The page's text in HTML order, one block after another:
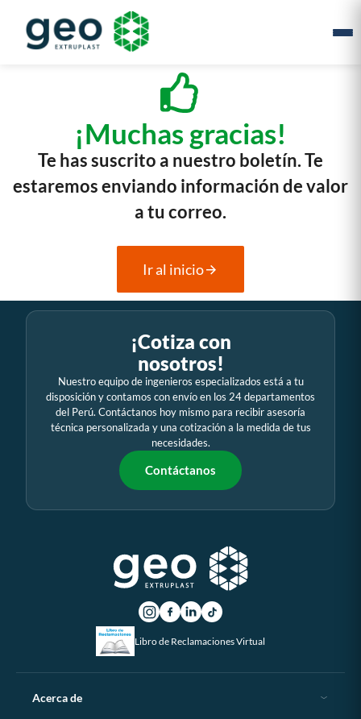
¡Muchas gracias!
Te has suscrito a nuestro boletín. Te
estaremos enviando información de valor
a tu correo.
Ir al inicio
¡Cotiza con
nosotros!
Nuestro equipo de ingenieros especializados está a tu
disposición y contamos con envío en los 24 departamentos
del Perú. Contáctanos hoy mismo para recibir asesoría
técnica personalizada y una cotización a la medida de tus
necesidades.
Contáctanos
Libro de Reclamaciones Virtual
Acerca de